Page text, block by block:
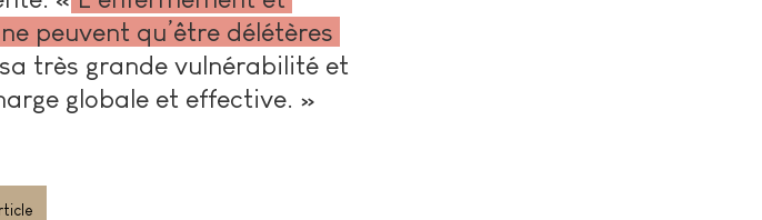
peuvent qu’être délétères
très grande vulnérabilité et
globale et effective. »